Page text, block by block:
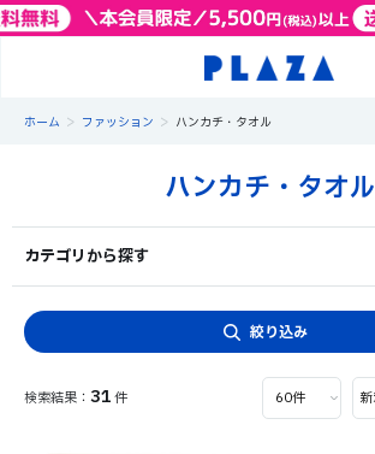
ホーム > ファッション > ハンカチ・タオル
ハンカチ・タオル
カテゴリから探す
絞り込み
31件